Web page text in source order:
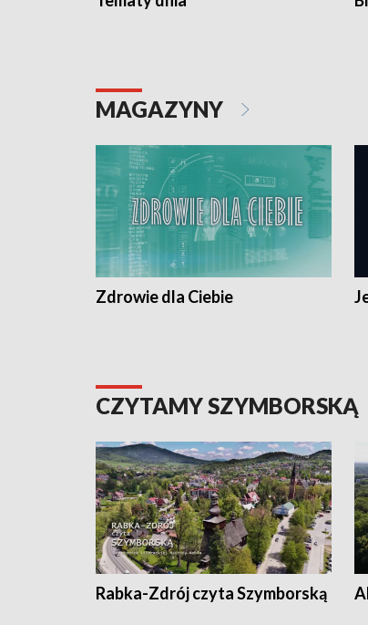
MAGAZYNY
Zdrowie dla Ciebie
CZYTAMY SZYMBORSKĄ
Rabka-Zdrój czyta Szymborską